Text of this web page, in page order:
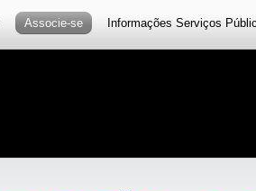
Associe-se Informações Serviços